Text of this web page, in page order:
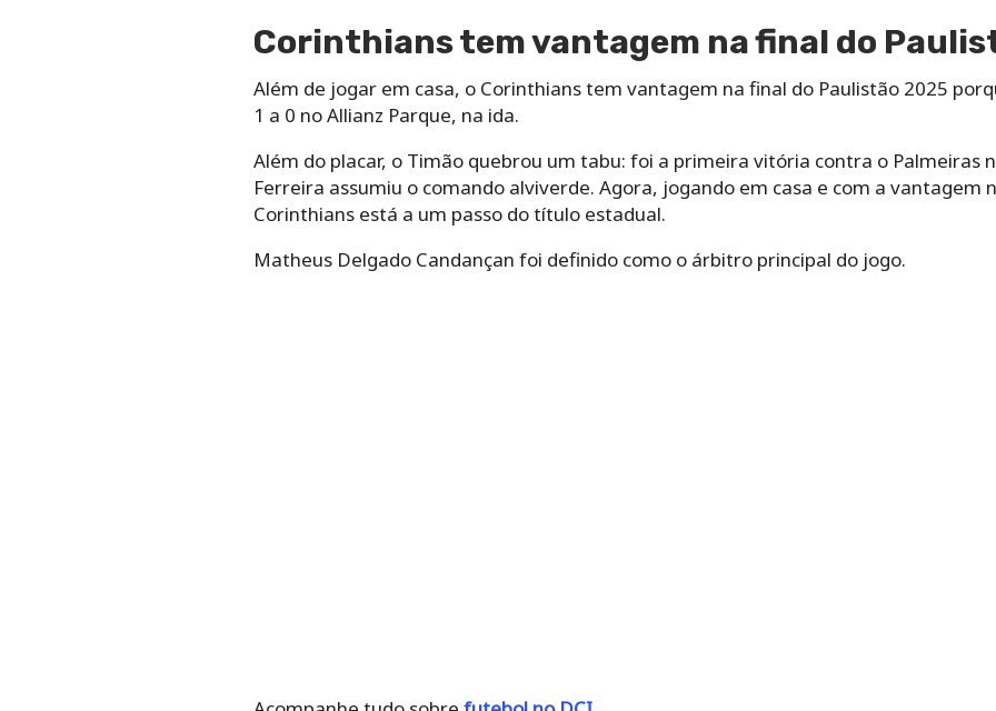
Corinthians tem vantagem na final do
Além de jogar em casa, o Corinthians tem vantagem na final do Paulistão 2025
1 a 0 no Allianz Parque, na ida.
Além do placar, o Timão quebrou um tabu: foi a primeira vitória contra o Palmeiras
Ferreira assumiu o comando alviverde. Agora, jogando em casa e com a vantagem
Corinthians está a um passo do título estadual.
Matheus Delgado Candançan foi definido como o árbitro principal do jogo.